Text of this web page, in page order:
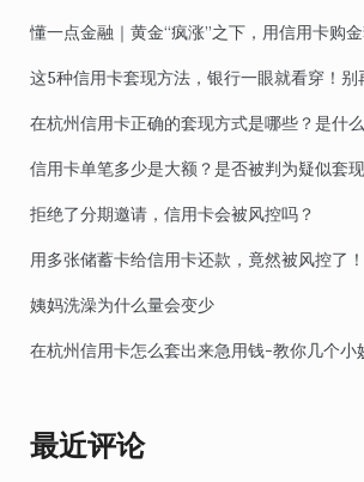
懂一点金融｜黄金“疯涨”之下，用信用卡购
这5种信用卡套现方法，银行一眼就看穿！别
在杭州信用卡正确的套现方式是哪些？是什
信用卡单笔多少是大额？是否被判为疑似套现
拒绝了分期邀请，信用卡会被风控吗？
用多张储蓄卡给信用卡还款，竟然被风控了！
姨妈洗澡为什么量会变少
在杭州信用卡怎么套出来急用钱-教你几个小
最近评论